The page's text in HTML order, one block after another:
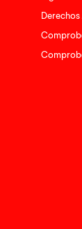
Derechos